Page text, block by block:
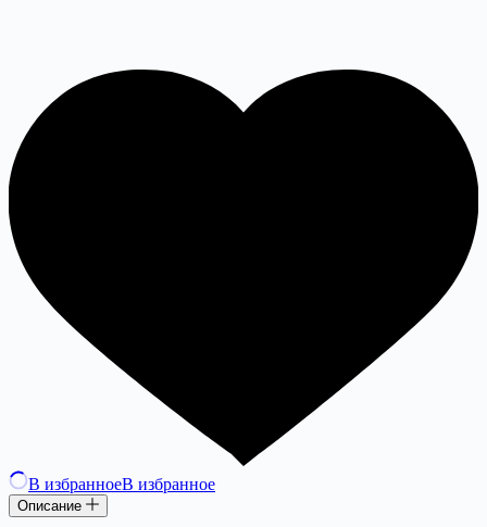
В избранноеВ избранное
Описание